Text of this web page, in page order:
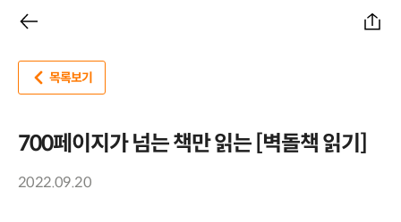
목록보기
700페이지가 넘는 책만 읽는 [벽돌책 읽기]
2022.09.20